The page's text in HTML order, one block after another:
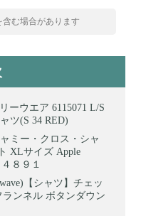
む場合があります
ーウエア 6115071 L/S
ツ(S 34 RED)
ミー・クロス・シャ
XLサイズ Apple
８９１
【シャツ】チェッ
ンネル ボタンダウン